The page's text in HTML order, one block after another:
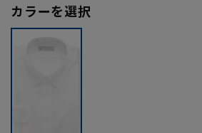
カラーを選択